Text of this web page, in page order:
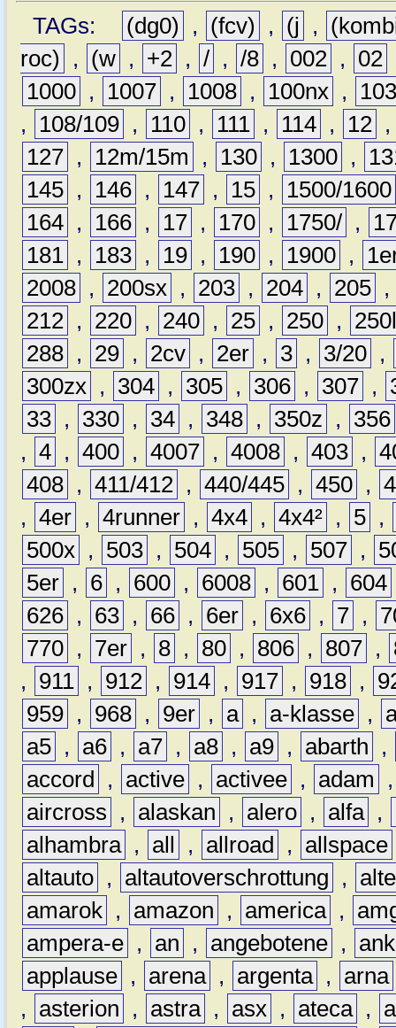
TAGs: (dg0) , (fcv) , (j ,
roc)
, (w , +2 , / , /8 , 002 , 02
1000 , 1007 , 1008 , 100nx ,
,
108/109 , 110 , 111 , 114 , 12
127 , 12m/15m , 130 , 1300 ,
145 , 146 , 147 , 15 ,
1500/1600
164 , 166 , 17 , 170 , 1750/ ,
181 , 183 , 19 , 190 , 1900 ,
2008 , 200sx , 203 , 204 , 205 ,
212 , 220 , 240 , 25 , 250 ,
288 , 29 , 2cv , 2er , 3 , 3/20 ,
300zx , 304 , 305 , 306 , 307 ,
33 , 330 , 34 , 348 , 350z ,
356
, 4 , 400 , 4007 , 4008 , 403 ,
408 , 411/412 , 440/445 , 450 ,
, 4er , 4runner , 4x4 , 4x4² , 5 ,
500x , 503 , 504 , 505 , 507 ,
5er , 6 , 600 , 6008 , 601 , 604
626 , 63 , 66 , 6er , 6x6 , 7 ,
770 , 7er , 8 , 80 , 806 , 807 ,
,
911 , 912 , 914 , 917 , 918 ,
959 , 968 , 9er , a , a-klasse ,
a5 , a6 , a7 , a8 , a9 , abarth
,
accord
, active , activee , adam
aircross
, alaskan , alero , alfa ,
alhambra , all , allroad , allspace
altauto , altautoverschrottung ,
amarok , amazon , america ,
ampera-e , an , angebotene ,
applause , arena , argenta , arna
,
asterion , astra , asx , ateca ,